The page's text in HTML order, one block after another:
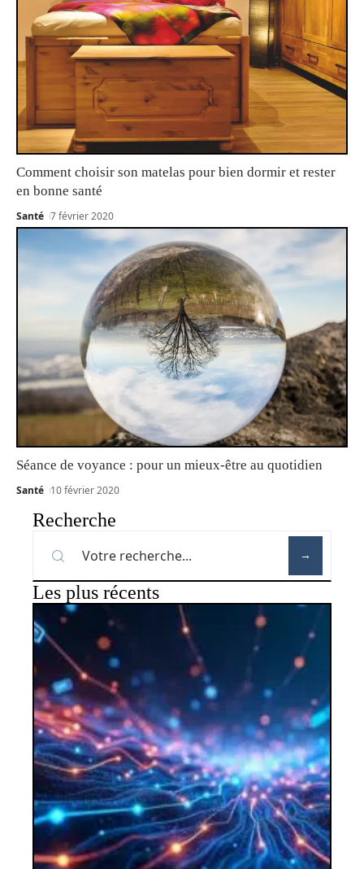
Comment choisir son matelas pour bien dormir et rester
en bonne santé
Santé 7 février 2020
Séance de voyance : pour un mieux-être au quotidien
Santé 10 février 2020
Recherche
Les plus récents